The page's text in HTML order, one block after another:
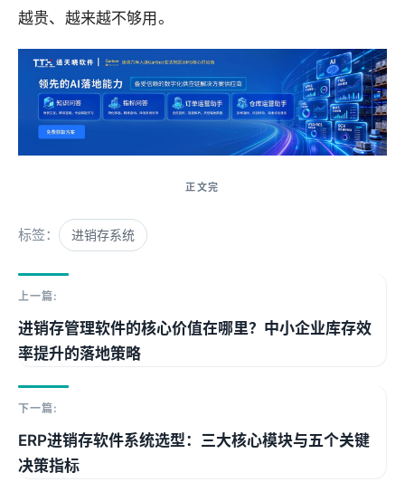
越贵、越来越不够用。
标签： 进销存系统
上一篇:
进销存管理软件的核心价值在哪里？中小企业库存效
率提升的落地策略
下一篇:
ERP进销存软件系统选型：三大核心模块与五个关键
决策指标